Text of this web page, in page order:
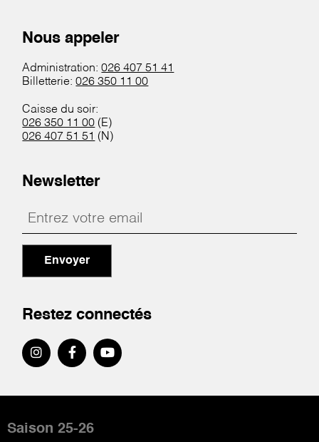
Nous appeler
Administration:026 407 51 41
Billetterie:026 350 11 00
Caisse du soir:
026 350 11 00 (E)
026 407 51 51 (N)
Newsletter
Envoyer
Restez connectés
de
Saison 25-26